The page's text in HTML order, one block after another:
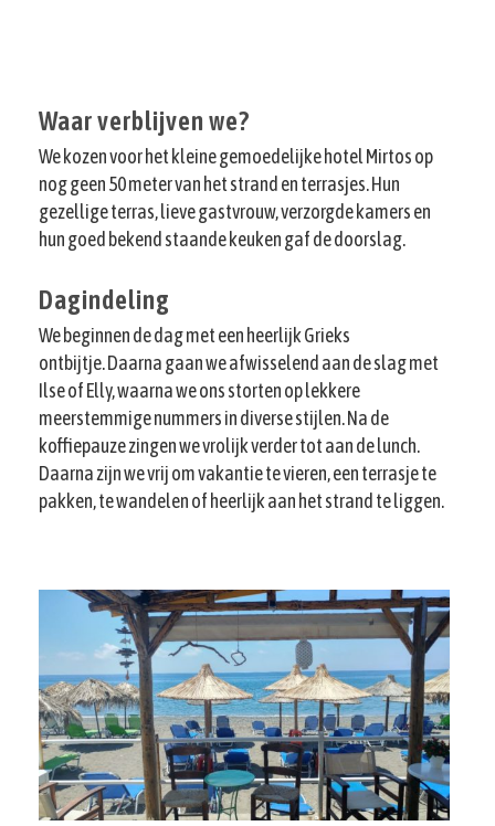
Waar verblijven we?
We kozen voor het kleine gemoedelijke hotel Mirtos op
nog geen 50 meter van het strand en terrasjes. Hun
gezellige terras, lieve gastvrouw, verzorgde kamers en
hun goed bekend staande keuken gaf de doorslag.
Dagindeling
We beginnen de dag met een heerlijk Grieks
ontbijtje. Daarna gaan we afwisselend aan de slag met
Ilse of Elly, waarna we ons storten op lekkere
meerstemmige nummers in diverse stijlen. Na de
koffiepauze zingen we vrolijk verder tot aan de lunch.
Daarna zijn we vrij om vakantie te vieren, een terrasje te
pakken, te wandelen of heerlijk aan het strand te liggen.